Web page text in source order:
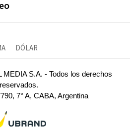
DÓLAR
S.A. - Todos los derechos
reservados.
7° A, CABA, Argentina